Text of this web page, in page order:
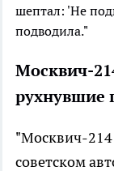
шептал: 'Не
подводила."
Москвич-
рухнувшие
"Москвич-
советском